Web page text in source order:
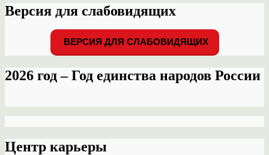
Версия для слабовидящих
ВЕРСИЯ ДЛЯ СЛАБОВИДЯЩИХ
2026 год – Год единства народов России
Центр карьеры